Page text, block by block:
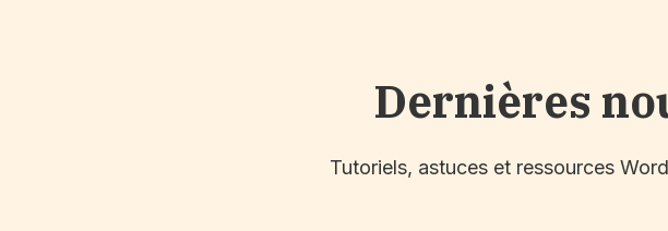
Dernières
Tutoriels, astuces et ressources